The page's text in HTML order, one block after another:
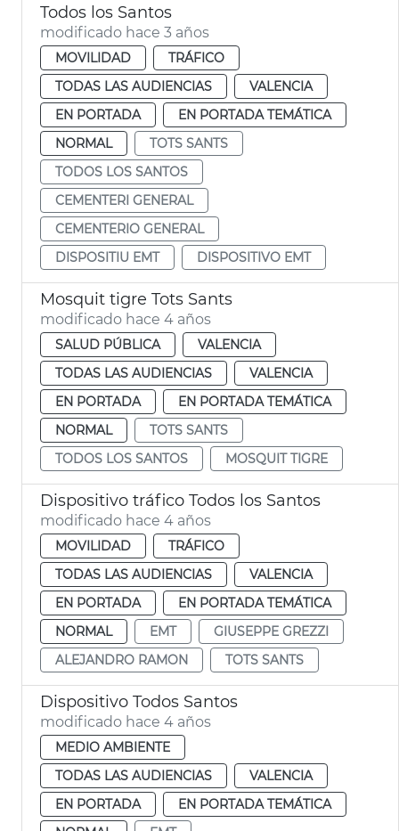
Todos los Santos
modificado hace 3 años
MOVILIDAD
TRÁFICO
TODAS LAS AUDIENCIAS
VALENCIA
EN PORTADA
EN PORTADA TEMÁTICA
NORMAL
TOTS SANTS
TODOS LOS SANTOS
CEMENTERI GENERAL
CEMENTERIO GENERAL
DISPOSITIU EMT
DISPOSITIVO EMT
Mosquit tigre Tots Sants
modificado hace 4 años
SALUD PÚBLICA
VALENCIA
TODAS LAS AUDIENCIAS
VALENCIA
EN PORTADA
EN PORTADA TEMÁTICA
NORMAL
TOTS SANTS
TODOS LOS SANTOS
MOSQUIT TIGRE
Dispositivo tráfico Todos los Santos
modificado hace 4 años
MOVILIDAD
TRÁFICO
TODAS LAS AUDIENCIAS
VALENCIA
EN PORTADA
EN PORTADA TEMÁTICA
NORMAL
EMT
GIUSEPPE GREZZI
ALEJANDRO RAMON
TOTS SANTS
Dispositivo Todos Santos
modificado hace 4 años
MEDIO AMBIENTE
TODAS LAS AUDIENCIAS
VALENCIA
EN PORTADA
EN PORTADA TEMÁTICA